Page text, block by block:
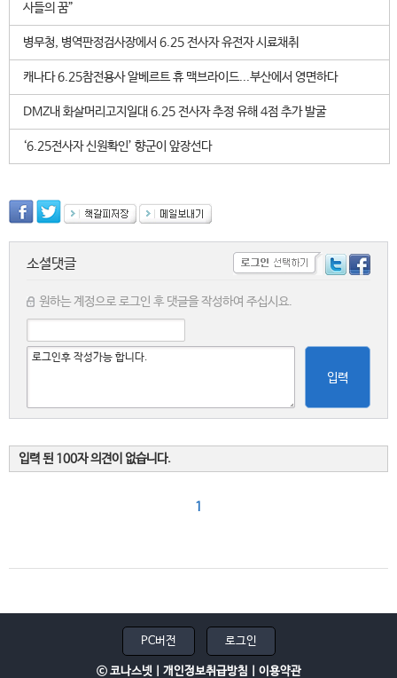
사들의 꿈”
병무청, 병역판정검사장에서 6.25 전사자 유전자 시료채취
캐나다 6.25참전용사 알베르트 휴 맥브라이드...부산에서 영면하다
DMZ내 화살머리고지일대 6.25 전사자 추정 유해 4점 추가 발굴
‘6.25전사자 신원확인’ 향군이 앞장선다
소셜댓글
원하는 계정으로 로그인 후 댓글을 작성하여 주십시요.
입력
입력 된 100자 의견이 없습니다.
1
PC버전 로그인
ⓒ 코나스넷 | 개인정보취급방침 이용약관